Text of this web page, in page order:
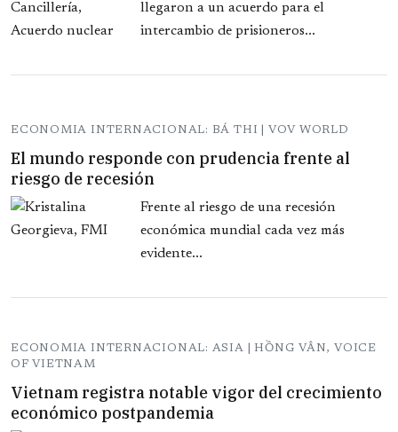
llegaron a un acuerdo para el
intercambio de prisioneros...
ECONOMIA INTERNACIONAL: BÁ THI | VOV WORLD
El mundo responde con prudencia frente al
riesgo de recesión
Frente al riesgo de una recesión
económica mundial cada vez más
evidente...
ECONOMIA INTERNACIONAL: ASIA | HỒNG VÂN, VOICE
OF VIETNAM
Vietnam registra notable vigor del crecimiento
económico postpandemia